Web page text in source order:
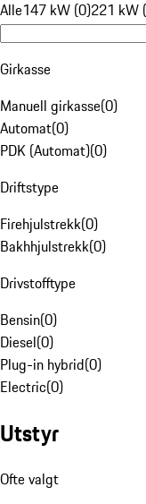
Alle147 kW (0)221 kW
Girkasse
Manuell girkasse(0)
Automat(0)
PDK (Automat)(0)
Driftstype
Firehjulstrekk(0)
Bakhhjulstrekk(0)
Drivstofftype
Bensin(0)
Diesel(0)
Plug-in hybrid(0)
Electric(0)
Utstyr
Ofte valgt